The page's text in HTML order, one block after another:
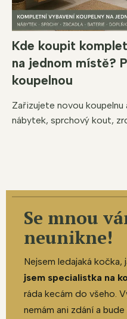
Kde koupit
na jednom místě?
koupelnou
Zařizujete novou
nábytek, sprchový kout,
Se mnou
neunikne!
Nejsem ledajaká
jsem specialistka na
ráda kecám do všeho.
nemám ani zdání a